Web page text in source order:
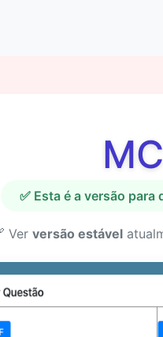
✅ Esta é a versão
Ver versão estável